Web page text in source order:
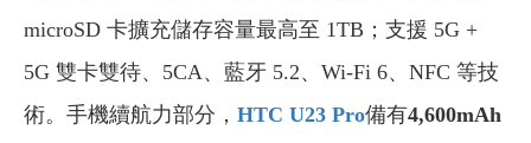
microSD 卡擴充儲存容量最高至 1TB；支援 5G +
5G 雙卡雙待、5CA、藍牙 5.2、Wi-Fi 6、NFC 等技
術。手機續航力部分， HTC U23 Pro備有4,600mAh